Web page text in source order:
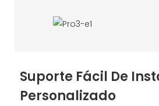
Suporte Fácil De
Personalizado